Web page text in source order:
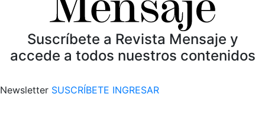
Suscríbete a Revista Mensaje y
accede a todos nuestros contenidos
Newsletter SUSCRÍBETE INGRESAR